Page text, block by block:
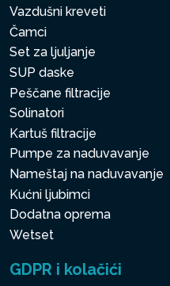
Vazdušni kreveti
Čamci
Set za ljuljanje
SUP daske
Peščane filtracije
Solinatori
Kartuš filtracije
Pumpe za naduvavanje
Nameštaj na naduvavanje
Kućni ljubimci
Dodatna oprema
Wetset
GDPR i kolačići